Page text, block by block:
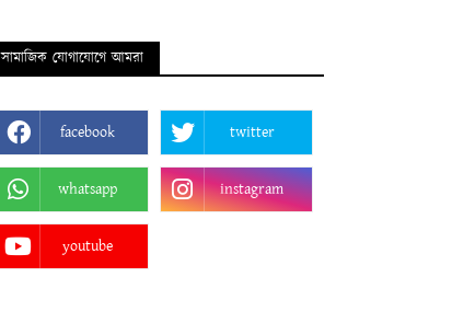
সামাজিক যোগাযোগে আমরা
facebook twitter
whatsapp instagram
youtube